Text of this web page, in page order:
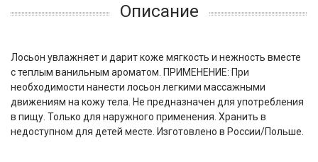
Описание
Лосьон увлажняет и дарит коже мягкость и нежность вместе
с теплым ванильным ароматом. ПРИМЕНЕНИЕ: При
необходимости нанести лосьон легкими массажными
движениям на кожу тела. Не предназначен для употребления
в пищу. Только для наружного применения. Хранить в
недоступном для детей месте. Изготовлено в России/Польше.